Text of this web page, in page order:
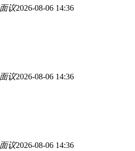
面议2026-08-06 14:36
面议2026-08-06 14:36
面议2026-08-06 14:36